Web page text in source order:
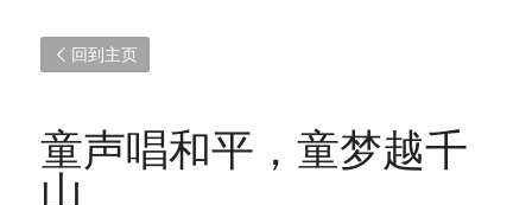
回到主页
童声唱和平，童梦越千
山